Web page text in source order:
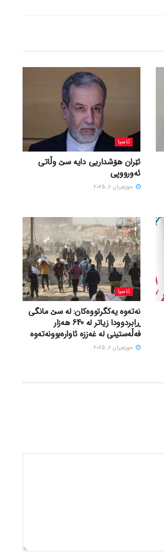
ئاسیا
ئێران هۆشداریی دایە سێ وڵاتی
ئەورووپی
حوزه‌یران 6, 2025
ئاسیا
نەتەوە یەکگرتووەکان: لە سێ مانگی
ڕابردوودا زیاتر لە 640 هەزار
فەڵەستینی لە غەززە ئاوارەبوونەتەوە
حوزه‌یران 6, 2025